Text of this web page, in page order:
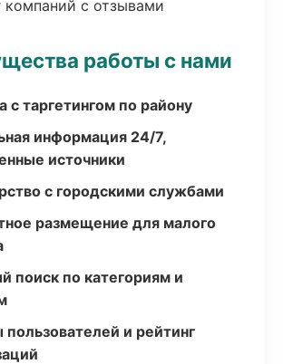
компаний с отзывами
работы с нами
с таргетингом по району
информация 24/7,
источники
с городскими службами
размещение для малого
поиск по категориям и
и рейтинг